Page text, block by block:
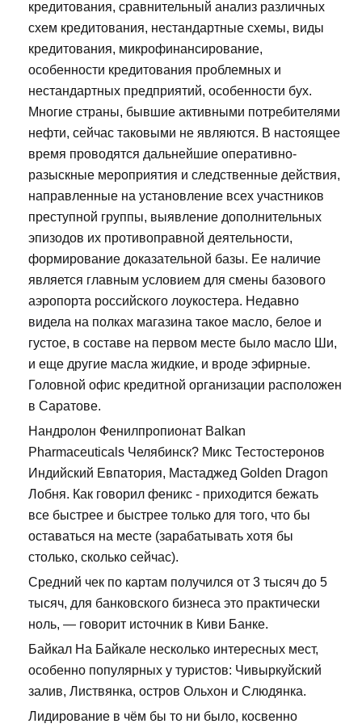
кредитования, сравнительный анализ различных
схем кредитования, нестандартные схемы, виды
кредитования, микрофинансирование,
особенности кредитования проблемных и
нестандартных предприятий, особенности бух.
Многие страны, бывшие активными потребителями
нефти, сейчас таковыми не являются. В настоящее
время проводятся дальнейшие оперативно-
разыскные мероприятия и следственные действия,
направленные на установление всех участников
преступной группы, выявление дополнительных
эпизодов их противоправной деятельности,
формирование доказательной базы. Ее наличие
является главным условием для смены базового
аэропорта российского лоукостера. Недавно
видела на полках магазина такое масло, белое и
густое, в составе на первом месте было масло Ши,
и еще другие масла жидкие, и вроде эфирные.
Головной офис кредитной организации расположен
в Саратове.
Нандролон Фенилпропионат Balkan
Pharmaceuticals Челябинск? Микс Тестостеронов
Индийский Евпатория, Мастаджед Golden Dragon
Лобня. Как говорил феникс - приходится бежать
все быстрее и быстрее только для того, что бы
оставаться на месте (зарабатывать хотя бы
столько, сколько сейчас).
Средний чек по картам получился от 3 тысяч до 5
тысяч, для банковского бизнеса это практически
ноль, — говорит источник в Киви Банке.
Байкал На Байкале несколько интересных мест,
особенно популярных у туристов: Чивыркуйский
залив, Листвянка, остров Ольхон и Слюдянка.
Лидирование в чём бы то ни было, косвенно